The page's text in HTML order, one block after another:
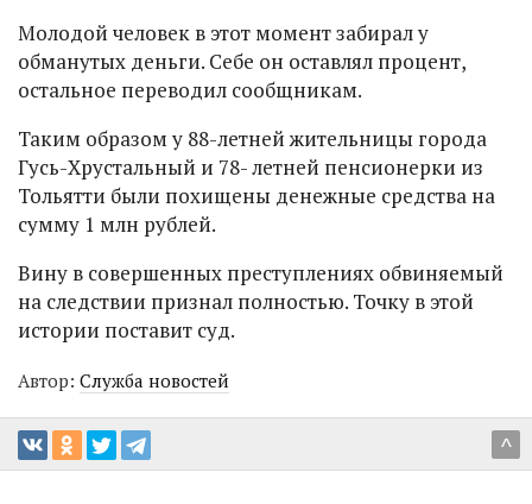
Молодой человек в этот момент забирал у
обманутых деньги. Себе он оставлял процент,
остальное переводил сообщникам.
Таким образом у 88-летней жительницы города
Гусь-Хрустальный и 78- летней пенсионерки из
Тольятти были похищены денежные средства на
сумму 1 млн рублей.
Вину в совершенных преступлениях обвиняемый
на следствии признал полностью. Точку в этой
истории поставит суд.
Автор: Служба новостей
^